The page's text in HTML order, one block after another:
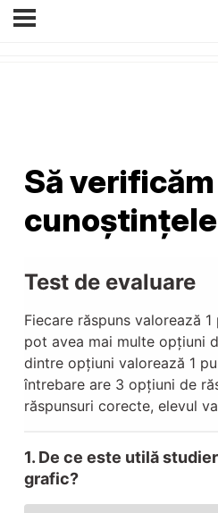
Să verificăm
cunoștințele